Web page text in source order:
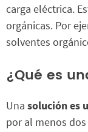
carga eléctrica.
orgánicas. Por
solventes
¿Qué es
Una solución es
por al menos